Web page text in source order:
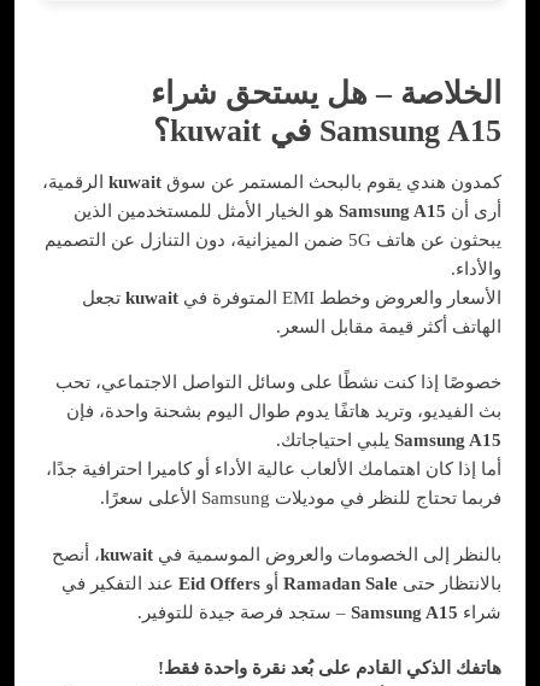
الخلاصة – هل يستحق شراء
Samsung A15 في kuwait؟
كمدون هندي يقوم بالبحث المستمر عن سوق kuwait الرقمية،
أرى أن Samsung A15 هو الخيار الأمثل للمستخدمين الذين
يبحثون عن هاتف 5G ضمن الميزانية، دون التنازل عن التصميم
والأداء.
الأسعار والعروض وخطط EMI المتوفرة في
kuwait تجعل
الهاتف أكثر قيمة مقابل السعر.
خصوصًا إذا كنت نشطًا على وسائل التواصل الاجتماعي، تحب
بث الفيديو، وتريد هاتفًا يدوم طوال اليوم بشحنة واحدة، فإن
Samsung A15 يلبي احتياجاتك.
أما إذا كان اهتمامك الألعاب عالية الأداء أو كاميرا احترافية جدًا،
فربما تحتاج للنظر في موديلات Samsung الأعلى سعرًا.
بالنظر إلى الخصومات والعروض الموسمية في kuwait، أنصح
بالانتظار حتى Ramadan Sale أو Eid Offers عند التفكير في
شراء Samsung A15 – ستجد فرصة جيدة للتوفير.
هاتفك الذكي القادم على بُعد نقرة واحدة فقط!